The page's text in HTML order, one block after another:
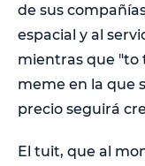
de sus
espacial y al
mientras que "to
meme en la que
precio seguirá
El tuit, que al